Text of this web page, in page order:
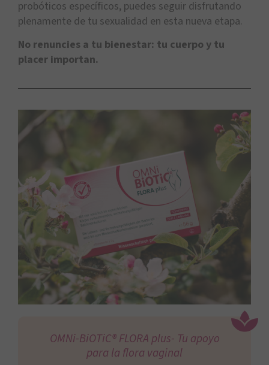
probóticos específicos, puedes seguir disfrutando
plenamente de tu sexualidad en esta nueva etapa.
No renuncies a tu bienestar: tu cuerpo y tu
placer importan.
OMNi-BiOTiC® FLORA plus- Tu apoyo
para la flora vaginal